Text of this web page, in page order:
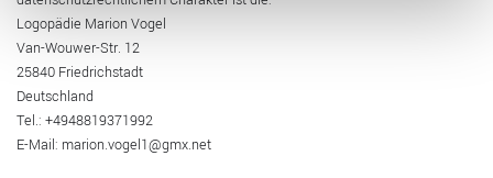
Logopädie Marion Vogel
Van-Wouwer-Str. 12
25840 Friedrichstadt
Deutschland
Tel.: +4948819371992
E-Mail: marion.vogel1@gmx.net